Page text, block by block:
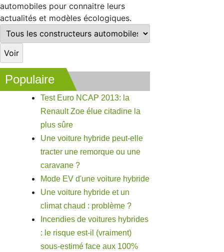
automobiles pour connaitre leurs
actualités et modèles écologiques.
Populaire
Test Euro NCAP 2013: la
Renault Zoe élue citadine la
plus sûre
Une voiture hybride peut-elle
tracter une remorque ou une
caravane ?
Mode EV d'une voiture hybride
Une voiture hybride et un
climat chaud : problème ?
Incendies de voitures hybrides
: le risque est-il (vraiment)
sous-estimé face aux 100%